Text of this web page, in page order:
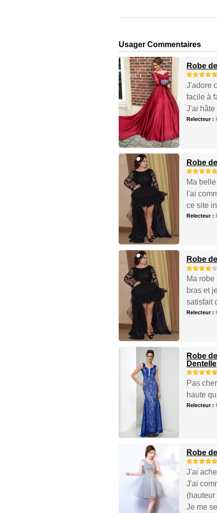
Usager Commentaires
Robe
J'adore
facile à
J'ai hâte
Relecteur :
Robe
Ma
l'ai
ce site
Relecteur :
Robe
Ma
bras et
satisfait
Relecteur :
Robe
Dentelle
Pas
haute
Relecteur :
Robe
J'ai
J'ai
Je me